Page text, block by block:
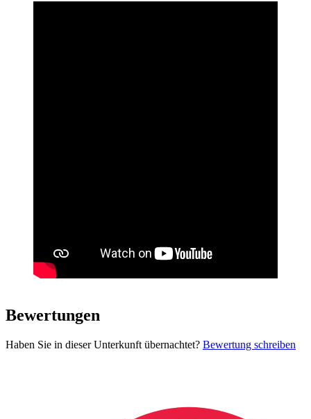
+
Bewertungen
Haben Sie in dieser Unterkunft übernachtet? Bewertung schreiben